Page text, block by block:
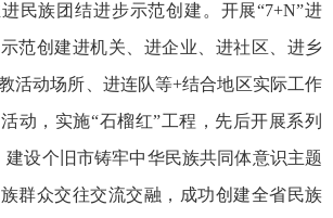
民族团结进步示范创建。开展“7+N”进
示范创建进机关、进企业、进社区、进乡
活动场所、进连队等+结合地区实际工作
动，实施“石榴红”工程，先后开展系列
建设个旧市铸牢中华民族共同体意识主题
群众交往交流交融，成功创建全省民族